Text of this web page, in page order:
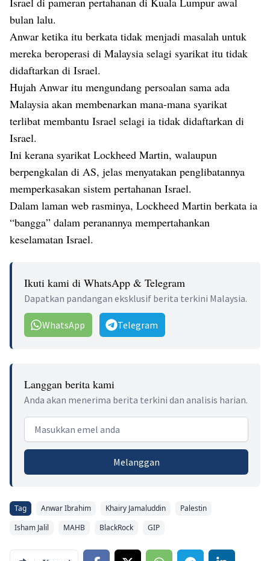
bulan lalu.
Anwar ketika itu berkata tidak menjadi masalah untuk
mereka beroperasi di Malaysia selagi syarikat itu tidak
didaftarkan di Israel.
Hujah Anwar itu mengundang persoalan sama ada
Malaysia akan membenarkan mana-mana syarikat
terlibat membantu Israel selagi ia tidak didaftarkan di
Israel.
Ini kerana syarikat Lockheed Martin, walaupun
berpengkalan di AS, jelas menyatakan penglibatannya
memperkasakan sistem pertahanan Israel.
Dalam laman web rasminya, Lockheed Martin berkata ia
“bangga” dalam peranannya mempertahankan
keselamatan Israel.
Ikuti kami di WhatsApp & Telegram
Dapatkan pandangan eksklusif berita terkini Malaysia.
WhatsApp Telegram
Langgan berita kami
Anda akan menerima berita terkini dan analisis harian.
Email address
Melanggan
Tag Anwar Ibrahim Khairy Jamaluddin
Palestin
Isham Jalil
MAHB BlackRock GIP